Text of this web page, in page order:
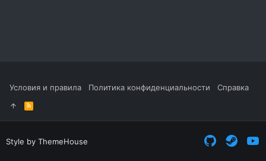
Условия и правила Политика конфиденциальности Справка
R
S
S
Style by ThemeHouse